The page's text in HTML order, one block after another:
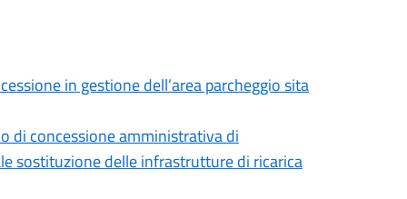
in gestione dell’area parcheggio sita
di concessione amministrativa di
sostituzione delle infrastrutture di ricarica